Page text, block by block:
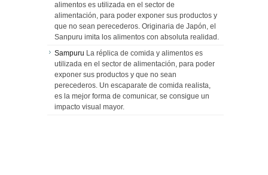
alimentos es utilizada en el sector de
alimentación, para poder exponer sus productos y
que no sean perecederos. Originaria de Japón, el
Sanpuru imita los alimentos con absoluta realidad.
Sampuru La réplica de comida y alimentos es
utilizada en el sector de alimentación, para poder
exponer sus productos y que no sean
perecederos. Un escaparate de comida realista,
es la mejor forma de comunicar, se consigue un
impacto visual mayor.